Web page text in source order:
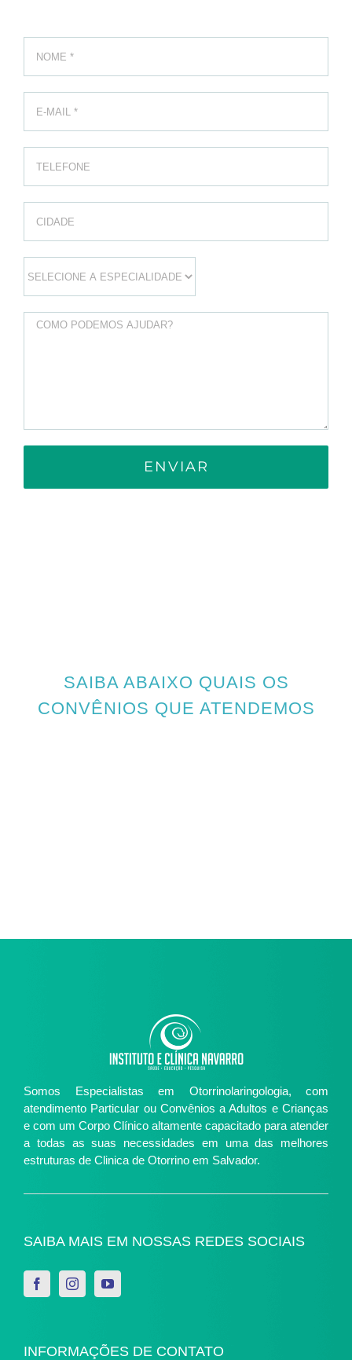
SAIBA ABAIXO QUAIS OS
CONVÊNIOS QUE ATENDEMOS
Somos Especialistas em Otorrinolaringologia, com
atendimento Particular ou Convênios a Adultos e Crianças
e com um Corpo Clínico altamente capacitado para atender
a todas as suas necessidades em uma das melhores
estruturas de Clinica de Otorrino em Salvador.
SAIBA MAIS EM NOSSAS REDES SOCIAIS
INFORMAÇÕES DE CONTATO